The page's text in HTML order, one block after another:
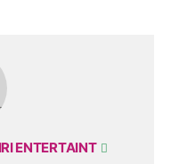
ENTERTAINT